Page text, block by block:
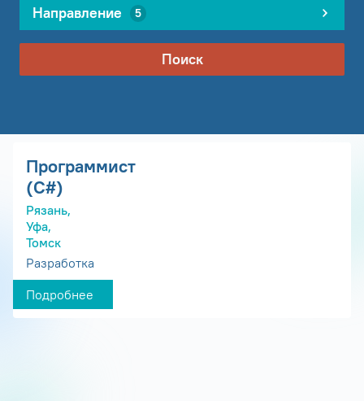
Направление 5
Поиск
Программист
(С#)
Рязань,
Уфа,
Томск
Разработка
Подробнее